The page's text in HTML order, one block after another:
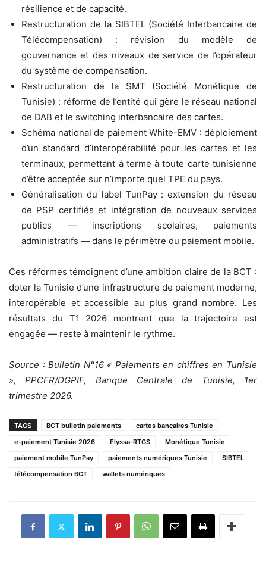
résilience et de capacité.
Restructuration de la SIBTEL (Société Interbancaire de
Télécompensation) : révision du modèle de
gouvernance et des niveaux de service de l’opérateur
du système de compensation.
Restructuration de la SMT (Société Monétique de
Tunisie) : réforme de l’entité qui gère le réseau national
de DAB et le switching interbancaire des cartes.
Schéma national de paiement White-EMV : déploiement
d’un standard d’interopérabilité pour les cartes et les
terminaux, permettant à terme à toute carte tunisienne
d’être acceptée sur n’importe quel TPE du pays.
Généralisation du label TunPay : extension du réseau
de PSP certifiés et intégration de nouveaux services
publics — inscriptions scolaires, paiements
administratifs — dans le périmètre du paiement mobile.
Ces réformes témoignent d’une ambition claire de la BCT :
doter la Tunisie d’une infrastructure de paiement moderne,
interopérable et accessible au plus grand nombre. Les
résultats du T1 2026 montrent que la trajectoire est
engagée — reste à maintenir le rythme.
Source : Bulletin N°16 « Paiements en chiffres en Tunisie
», PPCFR/DGPIF, Banque Centrale de Tunisie, 1er
trimestre 2026.
TAGS BCT bulletin paiements
cartes bancaires Tunisie
e-paiement Tunisie 2026
Elyssa-RTGS
Monétique Tunisie
paiement mobile TunPay
paiements numériques Tunisie
SIBTEL
télécompensation BCT
wallets numériques